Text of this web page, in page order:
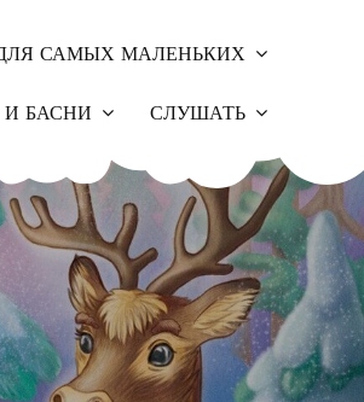
САМЫХ МАЛЕНЬКИХ
БАСНИ СЛУШАТЬ